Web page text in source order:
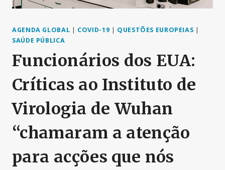
AGENDA GLOBAL | COVID-19 | QUESTÕES EUROPEIAS |
SAÚDE PÚBLICA
Funcionários dos EUA:
Críticas ao Instituto de
Virologia de Wuhan
“chamaram a atenção
para acções que nós